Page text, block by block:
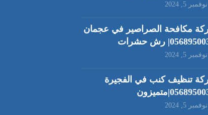
نوفمبر 5, 2024
مكافحة الصراصير في عجمان
نوفمبر 5, 2024
تنظيف كنب في الفجيرة
نوفمبر 5, 2024